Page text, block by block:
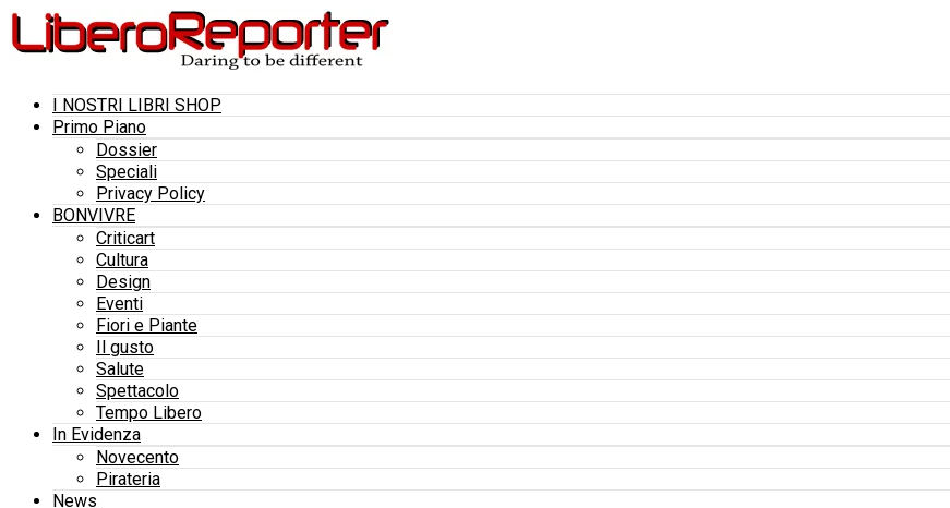
I NOSTRI LIBRI SHOP
Primo Piano
Dossier
Speciali
Privacy Policy
BONVIVRE
Criticart
Cultura
Design
Eventi
Fiori e Piante
Il gusto
Salute
Spettacolo
Tempo Libero
In Evidenza
Novecento
Pirateria
News